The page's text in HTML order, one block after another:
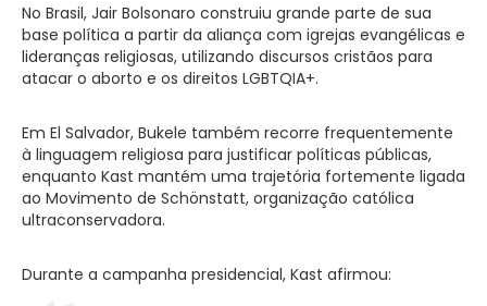
No Brasil, Jair Bolsonaro construiu grande parte de sua
base política a partir da aliança com igrejas evangélicas e
lideranças religiosas, utilizando discursos cristãos para
atacar o aborto e os direitos LGBTQIA+.
Em El Salvador, Bukele também recorre frequentemente
à linguagem religiosa para justificar políticas públicas,
enquanto Kast mantém uma trajetória fortemente ligada
ao Movimento de Schönstatt, organização católica
ultraconservadora.
Durante a campanha presidencial, Kast afirmou: